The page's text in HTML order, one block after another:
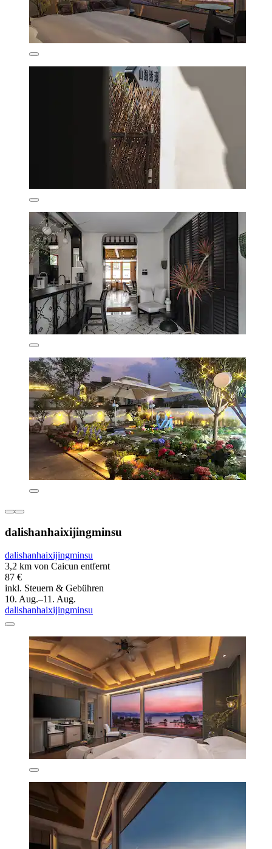
dalishanhaixijingminsu
dalishanhaixijingminsu
3,2 km von Caicun entfernt
87 €
inkl. Steuern & Gebühren
10. Aug.–11. Aug.
dalishanhaixijingminsu